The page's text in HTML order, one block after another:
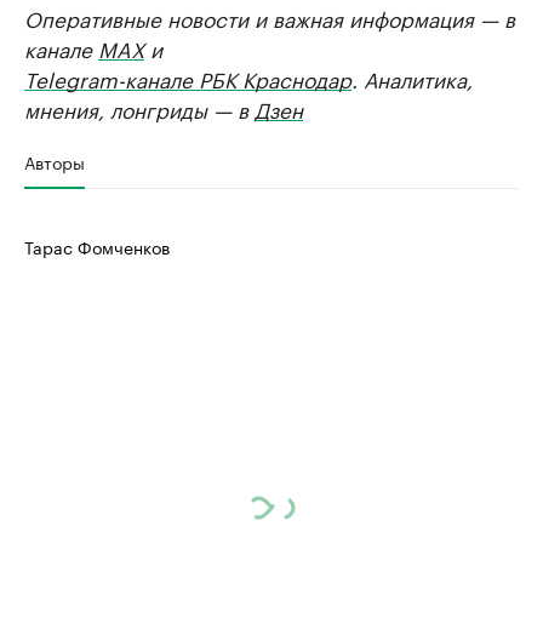
Оперативные новости и важная информация — в
канале MAXи
Telegram-канале РБК Краснодар. Аналитика,
мнения, лонгриды — в Дзен
Авторы
Тарас Фомченков